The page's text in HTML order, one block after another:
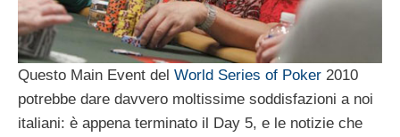
Questo Main Event del World Series of Poker 2010
potrebbe dare davvero moltissime soddisfazioni a noi
italiani: è appena terminato il Day 5, e le notizie che